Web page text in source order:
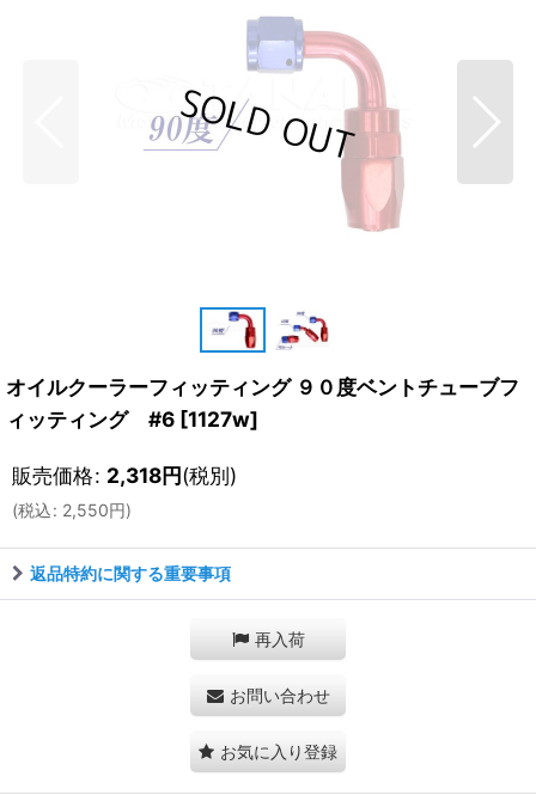
オイルクーラーフィッティング ９０度ベントチューブフ
ィッティング #6 [1127w]
販売価格: 2,318円(税別)
(税込: 2,550円)
返品特約に関する重要事項
再入荷
お問い合わせ
お気に入り登録